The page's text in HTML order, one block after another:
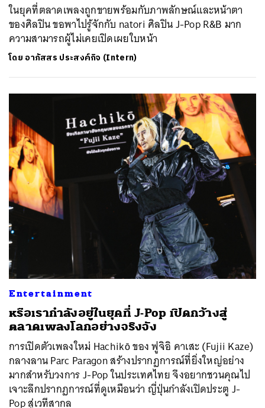
ในยุคที่ตลาดเพลงถูกขายพร้อมกับภาพลักษณ์และหน้าตา
ของศิลปิน ขอพาไปรู้จักกับ natori ศิลปิน J-Pop R&B มาก
ความสามารถผู้ไม่เคยเปิดเผยใบหน้า
โดย อาภัสสร ประสงค์กิจ (Intern)
Entertainment
หรือเรากำลังอยู่ในยุคที่ J-Pop เปิดกว้างสู่
ตลาดเพลงโลกอย่างจริงจัง
การเปิดตัวเพลงใหม่ Hachikō ของ ฟูจิอิ คาเสะ (Fujii Kaze)
กลางลาน Parc Paragon สร้างปรากฏการณ์ที่ยิ่งใหญ่อย่าง
มากสำหรับวงการ J-Pop ในประเทศไทย จึงอยากชวนคุณไป
เจาะลึกปรากฏการณ์ที่ดูเหมือนว่า ญี่ปุ่นกำลังเปิดประตู J-
Pop สู่เวทีสากล
LINE EMAIL